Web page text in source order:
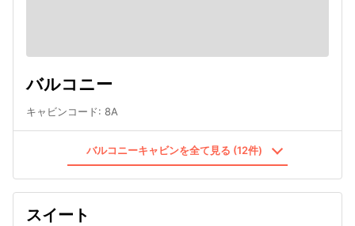
バルコニー
キャビンコード: 8A
バルコニーキャビンを全て見る (12件)
スイート